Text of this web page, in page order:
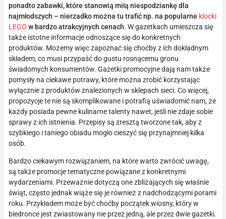
ponadto zabawki, które stanowią miłą niespodziankę dla
najmłodszych – nierzadko można tu trafić np. na popularne klocki
LEGO w bardzo atrakcyjnych cenach. W gazetkach umieszcza się
także istotne informacje odnoszące się do konkretnych
produktów. Możemy więc zapoznać się choćby z ich dokładnym
składem, co musi przypaść do gustu rosnącemu gronu
świadomych konsumentów. Gazetki promocyjne dają nam także
pomysły na ciekawe potrawy, które można zrobić korzystając
wyłącznie z produktów znalezionych w sklepach sieci. Co więcej,
propozycje te nie są skomplikowane i potrafią uświadomić nam, że
każdy posiada pewne kulinarne talenty nawet, jeśli nie zdaje sobie
sprawy z ich istnienia. Przepisy są zresztą tworzone tak, aby z
szybkiego i taniego obiadu mogło cieszyć się przynajmniej kilka
osób.
Bardzo ciekawym rozwiązaniem, na które warto zwrócić uwagę,
są także promocje tematyczne powiązane z konkretnymi
wydarzeniami. Przeważnie dotyczą one zbliżających się właśnie
świąt, często jednak wiąże się je również z nadchodzącymi porami
roku. Przykładem może być choćby początek wiosny, który w
biedronce jest zwiastowany nie przez jedną, ale przez dwie gazetki.